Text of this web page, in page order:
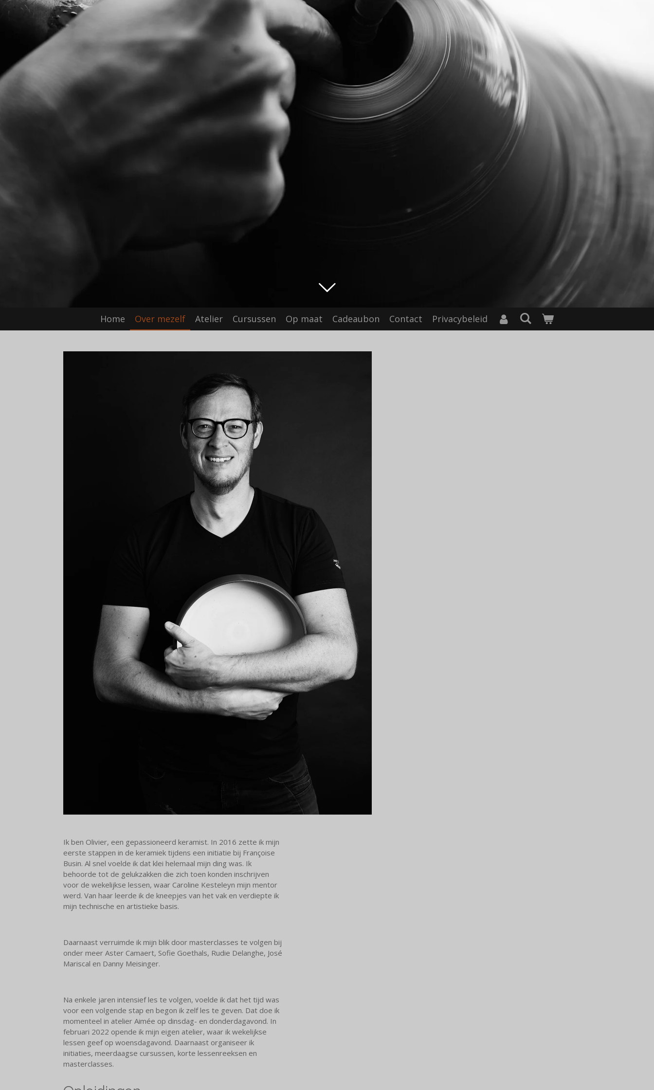
Home Over mezelf Atelier Cursussen Op maat Cadeaubon Contact Privacybeleid
Ik ben Olivier, een gepassioneerd keramist. In 2016 zette ik mijn
eerste stappen in de keramiek tijdens een initiatie bij Françoise
Busin. Al snel voelde ik dat klei helemaal mijn ding was. Ik
behoorde tot de gelukzakken die zich toen konden inschrijven
voor de wekelijkse lessen, waar Caroline Kesteleyn mijn mentor
werd. Van haar leerde ik de kneepjes van het vak en verdiepte ik
mijn technische en artistieke basis.
Daarnaast verruimde ik mijn blik door masterclasses te volgen bij
onder meer Aster Camaert, Sofie Goethals, Rudie Delanghe, José
Mariscal en Danny Meisinger.
Na enkele jaren intensief les te volgen, voelde ik dat het tijd was
voor een volgende stap en begon ik zelf les te geven. Dat doe ik
momenteel in atelier Aimée op dinsdag- en donderdagavond. In
februari 2022 opende ik mijn eigen atelier, waar ik wekelijkse
lessen geef op woensdagavond. Daarnaast organiseer ik
initiaties, meerdaagse cursussen, korte lessenreeksen en
masterclasses.